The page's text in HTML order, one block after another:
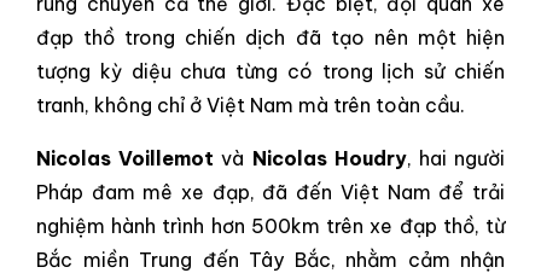
đạp thồ trong chiến dịch đã tạo nên một hiện
tượng kỳ diệu chưa từng có trong lịch sử chiến
tranh, không chỉ ở Việt Nam mà trên toàn cầu.
Nicolas Voillemot và Nicolas Houdry, hai người
Pháp đam mê xe đạp, đã đến Việt Nam để trải
nghiệm hành trình hơn 500km trên xe đạp thồ, từ
Bắc miền Trung đến Tây Bắc, nhằm cảm nhận